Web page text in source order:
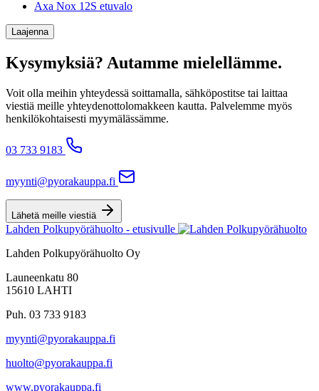
Axa Nox 12S etuvalo
Laajenna
Kysymyksiä? Autamme mielellämme.
Voit olla meihin yhteydessä soittamalla, sähköpostitse tai laittaa
viestiä meille yhteydenottolomakkeen kautta. Palvelemme myös
henkilökohtaisesti myymälässämme.
03 733 9183
myynti@pyorakauppa.fi
Lähetä meille viestiä
Lahden Polkupyörähuolto - etusivulle
Lahden Polkupyörähuolto Oy
Launeenkatu 80
15610 LAHTI
Puh. 03 733 9183
myynti@pyorakauppa.fi
huolto@pyorakauppa.fi
www.pyorakauppa.fi